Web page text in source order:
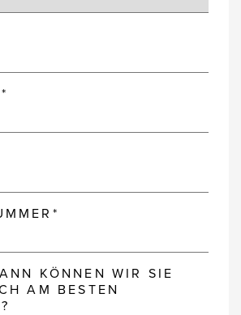
KÖNNEN WIR SIE
AM BESTEN